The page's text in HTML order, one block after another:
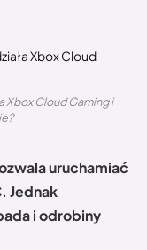
Xbox Cloud Gaming i
uruchamiać
Jednak
i odrobiny